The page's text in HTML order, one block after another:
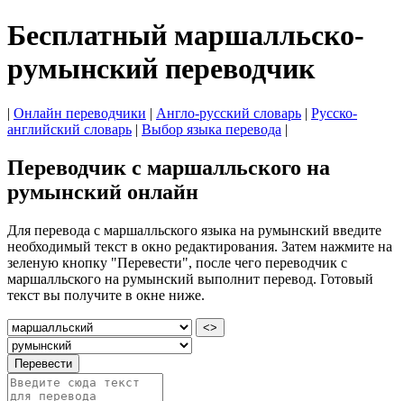
Бесплатный маршалльско-
румынский переводчик
| Онлайн переводчики | Англо-русский словарь | Русско-
английский словарь | Выбор языка перевода |
Переводчик с маршалльского на
румынский онлайн
Для перевода с маршалльского языка на румынский введите
необходимый текст в окно редактирования. Затем нажмите на
зеленую кнопку "Перевести", после чего переводчик с
маршалльского на румынский выполнит перевод. Готовый
текст вы получите в окне ниже.
<>
Перевести